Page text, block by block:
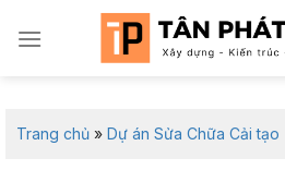
Trang chủ » Dự án Sửa Chữa Cải tạo